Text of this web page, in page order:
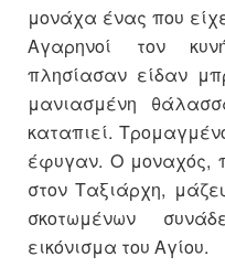
μονάχα ένας που
Αγαρηνοί τον
πλησίασαν είδαν
μανιασμένη
καταπιεί.
έφυγαν. Ο μοναχός,
στον Ταξιάρχη,
σκοτωμένων
εικόνισμα του Αγίου.